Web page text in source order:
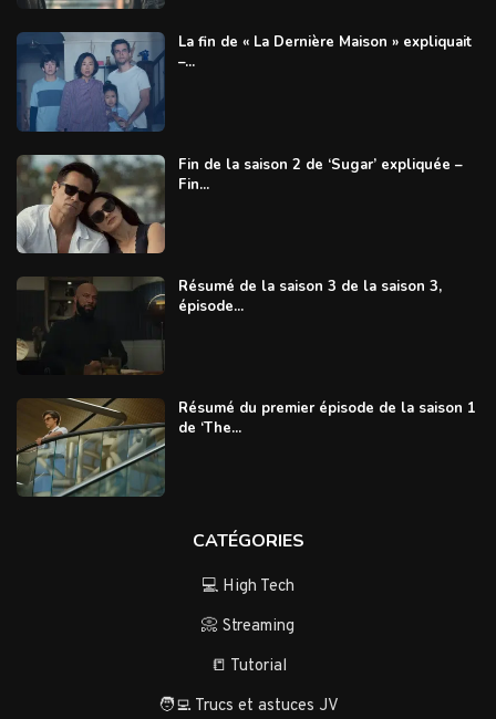
La fin de « La Dernière Maison » expliquait
–...
Fin de la saison 2 de ‘Sugar’ expliquée –
Fin...
Résumé de la saison 3 de la saison 3,
épisode...
Résumé du premier épisode de la saison 1
de ‘The...
CATÉGORIES
💻 High Tech
📀 Streaming
📒 Tutorial
🧑‍💻 Trucs et astuces JV